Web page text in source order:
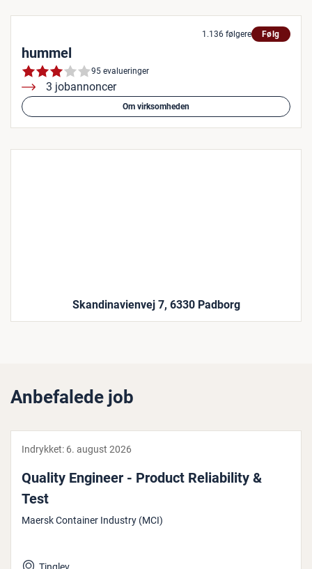
1.136 følgere Følg
hummel
95 evalueringer
3 jobannoncer
Om virksomheden
Skandinavienvej 7, 6330 Padborg
Anbefalede job
Indrykket: 6. august 2026
Quality Engineer - Product Re­li­a­bi­li­ty &
Test
Maersk Container Industry (MCI)